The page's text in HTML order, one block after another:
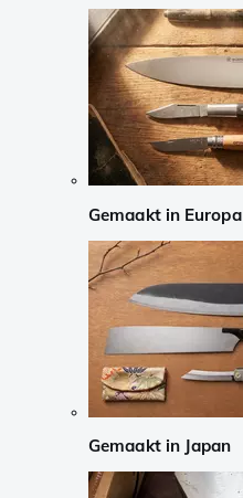
Gemaakt in Europa
Gemaakt in Japan